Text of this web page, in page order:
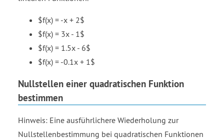
$f(x) = -x + 2$
$f(x) = 3x - 1$
$f(x) = 1.5x - 6$
$f(x) = -0.1x + 1$
Nullstellen einer quadratischen Funktion
bestimmen
Hinweis: Eine ausführlichere Wiederholung zur
Nullstellenbestimmung bei quadratischen Funktionen